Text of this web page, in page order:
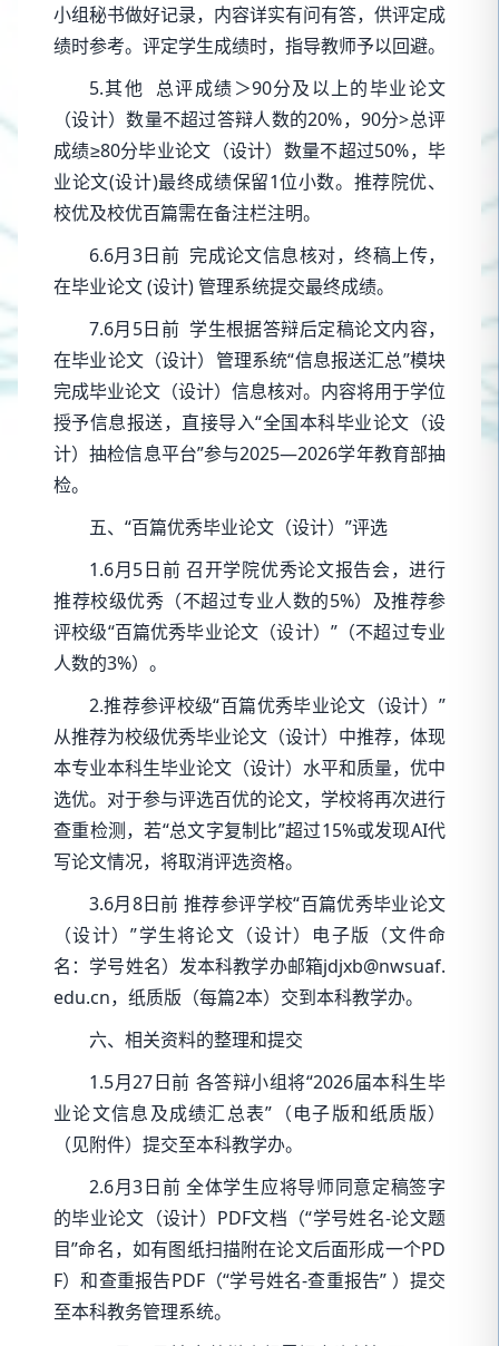
小组秘书做好记录，内容详实有问有答，供评定成
绩时参考。评定学生成绩时，指导教师予以回避。
5.其他 总评成绩＞90分及以上的毕业论文
（设计）数量不超过答辩人数的20%，90分>总评
成绩≥80分毕业论文（设计）数量不超过50%，毕
业论文(设计)最终成绩保留1位小数。推荐院优、
校优及校优百篇需在备注栏注明。
6.6月3日前 完成论文信息核对，终稿上传，
在毕业论文 (设计) 管理系统提交最终成绩。
7.6月5日前 学生根据答辩后定稿论文内容，
在毕业论文（设计）管理系统“信息报送汇总”模块
完成毕业论文（设计）信息核对。内容将用于学位
授予信息报送，直接导入“全国本科毕业论文（设
计）抽检信息平台”参与2025—2026学年教育部抽
检。
五、“百篇优秀毕业论文（设计）”评选
1.6月5日前 召开学院优秀论文报告会，进行
推荐校级优秀（不超过专业人数的5%）及推荐参
评校级“百篇优秀毕业论文（设计）”（不超过专业
人数的3%）。
2.推荐参评校级“百篇优秀毕业论文（设计）”
从推荐为校级优秀毕业论文（设计）中推荐，体现
本专业本科生毕业论文（设计）水平和质量，优中
选优。对于参与评选百优的论文，学校将再次进行
查重检测，若“总文字复制比”超过15%或发现AI代
写论文情况，将取消评选资格。
3.6月8日前 推荐参评学校“百篇优秀毕业论文
（设计）”学生将论文（设计）电子版（文件命
名：学号姓名）发本科教学办邮箱jdjxb@nwsuaf.
edu.cn，纸质版（每篇2本）交到本科教学办。
六、相关资料的整理和提交
1.5月27日前 各答辩小组将“2026届本科生毕
业论文信息及成绩汇总表”（电子版和纸质版）
（见附件） 提交至本科教学办。
2.6月3日前 全体学生应将导师同意定稿签字
的毕业论文（设计）PDF文档（“学号姓名-论文题
目”命名，如有图纸扫描附在论文后面形成一个PD
F）和查重报告PDF（“学号姓名-查重报告” ）提交
至本科教务管理系统。